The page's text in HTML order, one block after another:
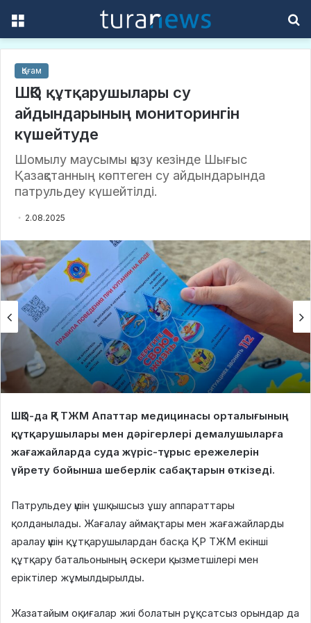
Қоғам
ШҚО құтқарушылары су
айдындарының мониторингін
күшейтуде
Шомылу маусымы қызу кезінде Шығыс
Қазақстанның көптеген су айдындарында
патрульдеу күшейтілді.
2.08.2025
ШҚО-да ҚР ТЖМ Апаттар медицинасы орталығының
құтқарушылары мен дәрігерлері демалушыларға
жағажайларда суда жүріс-тұрыс ережелерін
үйрету бойынша шеберлік сабақтарын өткізеді.
Патрульдеу үшін ұшқышсыз ұшу аппараттары
қолданылады. Жағалау аймақтары мен жағажайларды
аралау үшін құтқарушылардан басқа ҚР ТЖМ екінші
құтқару батальонының әскери қызметшілері мен
еріктілер жұмылдырылды.
Жазатайым оқиғалар жиі болатын рұқсатсыз орындар да